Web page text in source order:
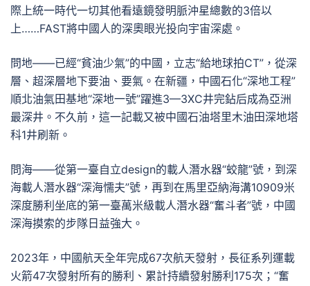
際上統一時代一切其他看遠鏡發明脈沖星總數的3倍以
上……FAST將中國人的深奧眼光投向宇宙深處。
問地——已經“貧油少氣”的中國，立志“給地球拍CT”，從深
層、超深層地下要油、要氣。在新疆，中國石化“深地工程”
順北油氣田基地“深地一號”躍進3—3XC井完鉆后成為亞洲
最深井。不久前，這一記載又被中國石油塔里木油田深地塔
科1井刷新。
問海——從第一臺自立design的載人潛水器“蛟龍”號，到深
海載人潛水器“深海懦夫”號，再到在馬里亞納海溝10909米
深度勝利坐底的第一臺萬米級載人潛水器“奮斗者”號，中國
深海摸索的步隊日益強大。
2023年，中國航天全年完成67次航天發射，長征系列運載
火箭47次發射所有的勝利、累計持續發射勝利175次；“奮